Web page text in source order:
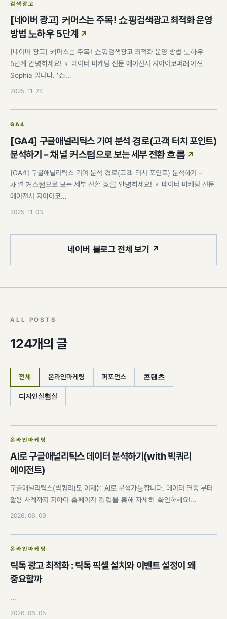
검색광고
[네이버 광고] 커머스는 주목! 쇼핑검색광고 최적화 운영
방법 노하우 5단계
[네이버 광고] 커머스는 주목! 쇼핑검색광고 최적화 운영 방법 노하우
5단계 안녕하세요! ♀️ 데이터 마케팅 전문 에이전시 지아이코퍼레이션
Sophia 입니다. '쇼…
2025. 11. 24
GA4
[GA4] 구글애널리틱스 기여 분석 경로(고객 터치 포인트)
분석하기 – 채널 커스텀으로 보는 세부 전환 흐름
[GA4] 구글애널리틱스 기여 분석 경로(고객 터치 포인트) 분석하기 –
채널 커스텀으로 보는 세부 전환 흐름 안녕하세요! ♀️ 데이터 마케팅 전문
에이전시 지아이코…
2025. 11. 03
네이버 블로그 전체 보기 ↗
ALL POSTS
124개의 글
전체 온라인마케팅 퍼포먼스 콘텐츠
디자인실험실
온라인마케팅
AI로 구글애널리틱스 데이터 분석하기(with 빅쿼리
에이전트)
구글애널리틱스(빅쿼리)도 이제는 AI로 분석가능합니다. 데이터 연동 부터
활용 사례까지 지아이 홈페이지 컬럼을 통해 자세히 확인하세요!…
2026. 06. 09
온라인마케팅
틱톡 광고 최적화 : 틱톡 픽셀 설치와 이벤트 설정이 왜
중요할까
…
2026. 06. 05